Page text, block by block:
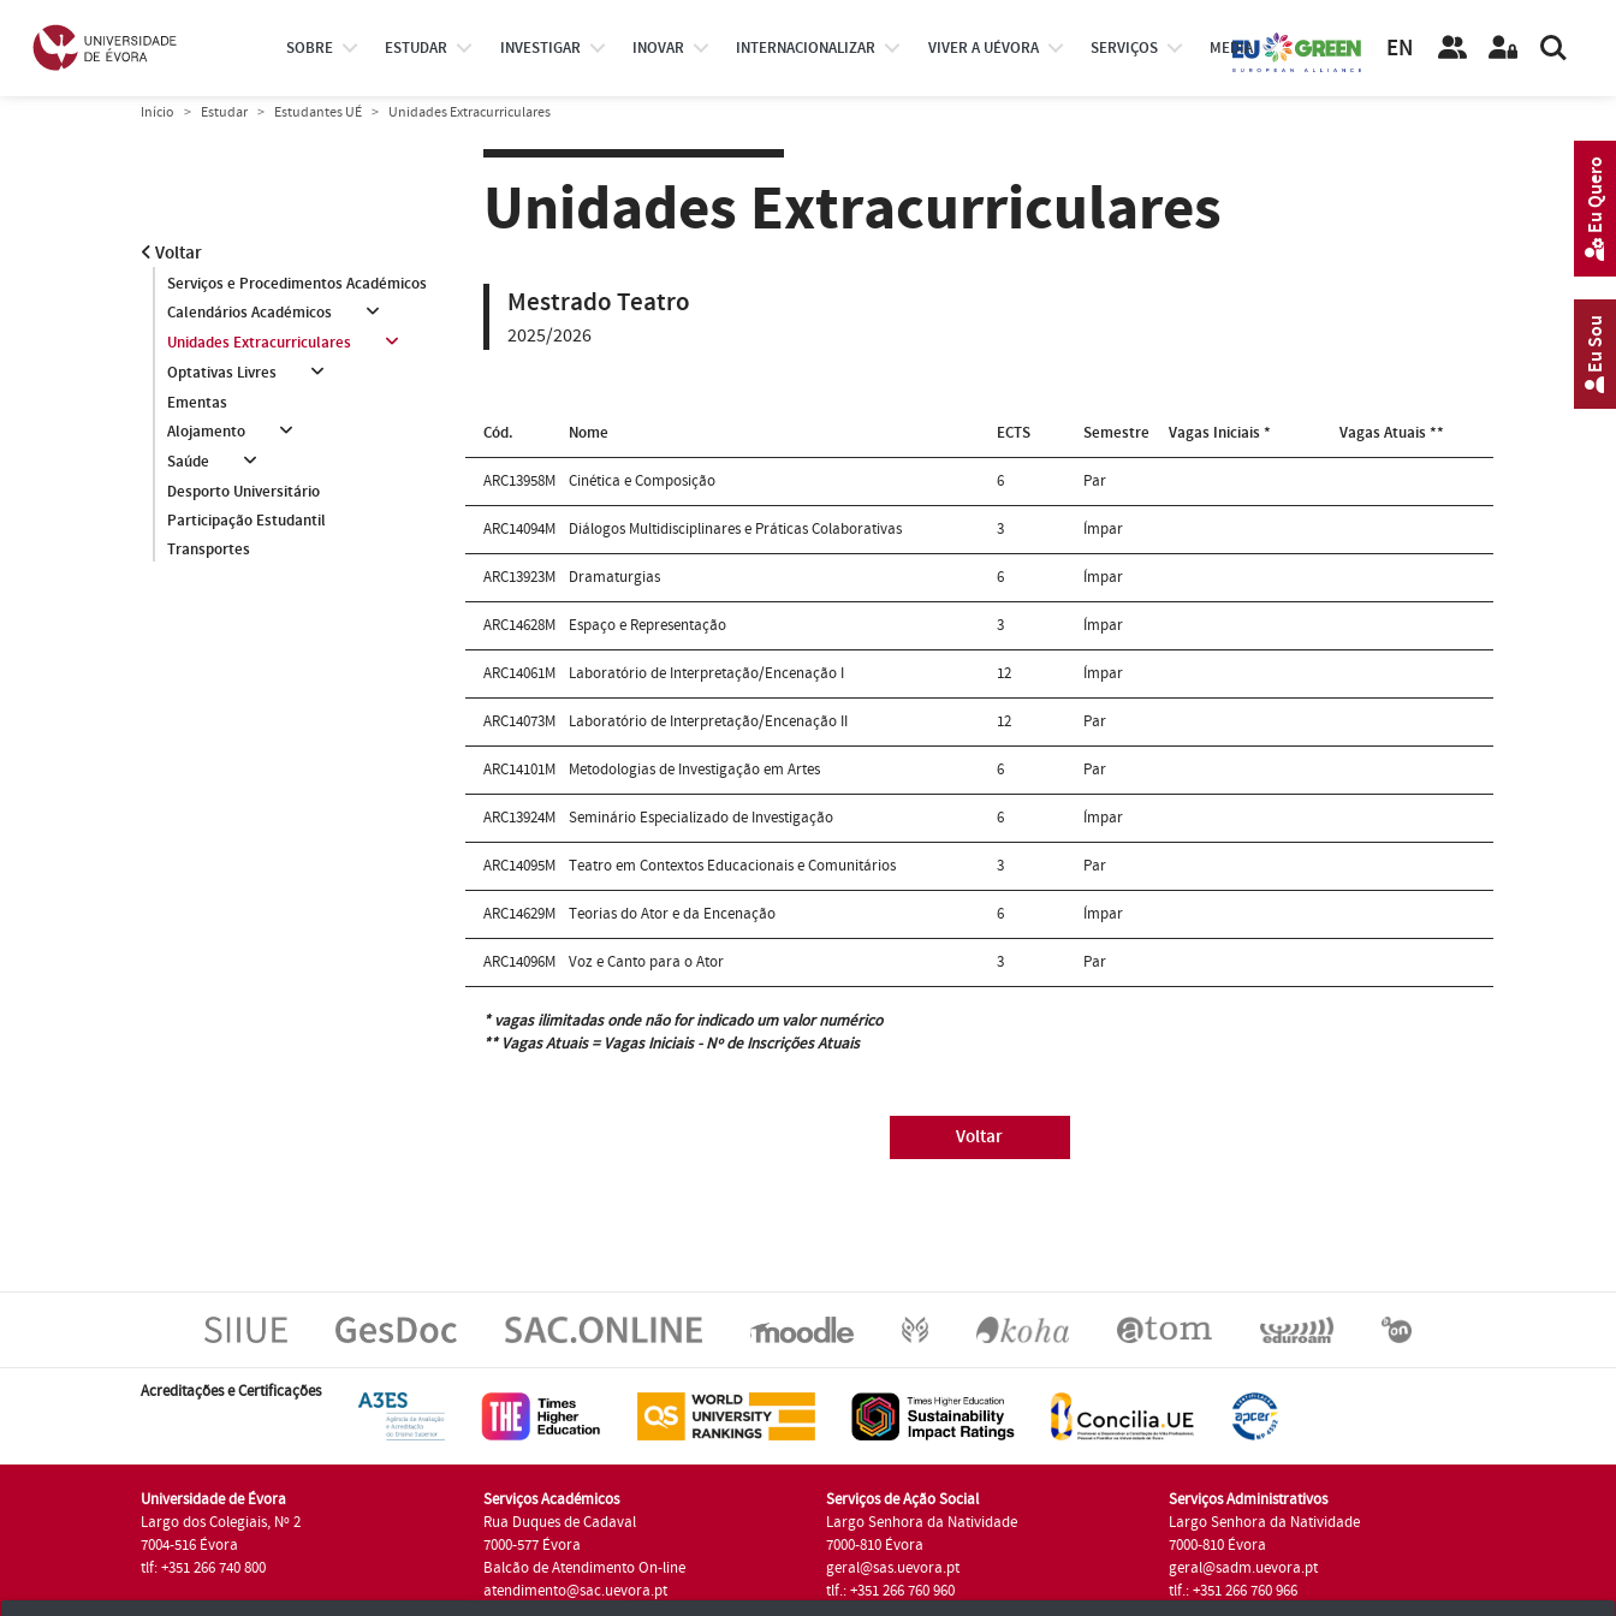
SOBRE ESTUDAR INVESTIGAR INOVAR INTERNACIONALIZAR VIVER A UÉVORA SERVIÇOS MEDIA EN
Início Estudar Estudantes UÉ Unidades Extracurriculares
Voltar
Serviços e Procedimentos Académicos
Calendários Académicos
Unidades Extracurriculares
Optativas Livres
Ementas
Alojamento
Saúde
Desporto Universitário
Participação Estudantil
Transportes
Unidades Extracurriculares
Mestrado Teatro
2025/2026
Cód. Nome ECTS Semestre Vagas Iniciais * Vagas Atuais **
ARC13958M Cinética e Composição 6 Par
ARC14094M Diálogos Multidisciplinares e Práticas Colaborativas 3 Ímpar
ARC13923M Dramaturgias 6 Ímpar
ARC14628M Espaço e Representação 3 Ímpar
ARC14061M Laboratório de Interpretação/Encenação I 12 Ímpar
ARC14073M Laboratório de Interpretação/Encenação II 12 Par
ARC14101M Metodologias de Investigação em Artes 6 Par
ARC13924M Seminário Especializado de Investigação 6 Ímpar
ARC14095M Teatro em Contextos Educacionais e Comunitários 3 Par
ARC14629M Teorias do Ator e da Encenação 6 Ímpar
ARC14096M Voz e Canto para o Ator 3 Par
* vagas ilimitadas onde não for indicado um valor numérico
** Vagas Atuais = Vagas Iniciais - Nº de Inscrições Atuais
Voltar
Acreditações e Certificações
Universidade de Évora
Largo dos Colegiais, Nº 2
7004-516 Évora
tlf: +351 266 740 800
Serviços Académicos
Rua Duques de Cadaval
7000-577 Évora
Balcão de Atendimento On-line
atendimento@sac.uevora.pt
Serviços de Ação Social
Largo Senhora da Natividade
7000-810 Évora
geral@sas.uevora.pt
tlf.: +351 266 760 960
Serviços Administrativos
Largo Senhora da Natividade
7000-810 Évora
geral@sadm.uevora.pt
tlf.: +351 266 760 966
Eu Sou
Eu Quero